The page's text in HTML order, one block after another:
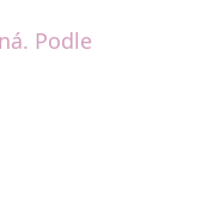
Podle